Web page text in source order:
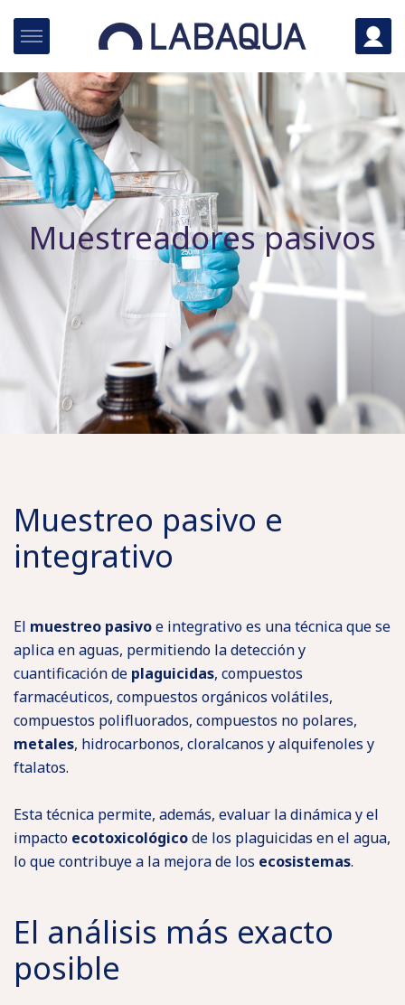
Muestreadores pasivos
Muestreo pasivo e
integrativo
El muestreo pasivoe integrativo es una técnica que se
aplica en aguas, permitiendo la detección y
cuantificación de plaguicidas, compuestos
farmacéuticos, compuestos orgánicos volátiles,
compuestos polifluorados, compuestos no polares,
metales, hidrocarbonos, cloralcanos y alquifenoles y
ftalatos.
Esta técnica permite, además, evaluar la dinámica y el
impacto ecotoxicológicode los plaguicidas en el agua,
lo que contribuye a la mejora de los ecosistemas.
El análisis más exacto
posible